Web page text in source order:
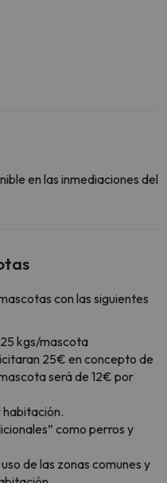
en las inmediaciones del
con las siguientes
kgs/mascota
25€ en concepto de
será de 12€ por
como perros y
de las zonas comunes y